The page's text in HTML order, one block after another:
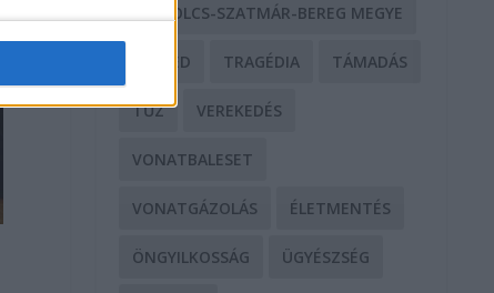
SZABOLCS-SZATMÁR-BEREG MEGYE
SZEGED TRAGÉDIA TÁMADÁS
TŰZ VEREKEDÉS
VONATBALESET
VONATGÁZOLÁS ÉLETMENTÉS
ÖNGYILKOSSÁG ÜGYÉSZSÉG